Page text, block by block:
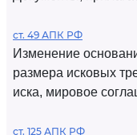
ст. 49 АПК РФ
Изменение
размера исковых
иска, мировое
ст. 125 АПК РФ